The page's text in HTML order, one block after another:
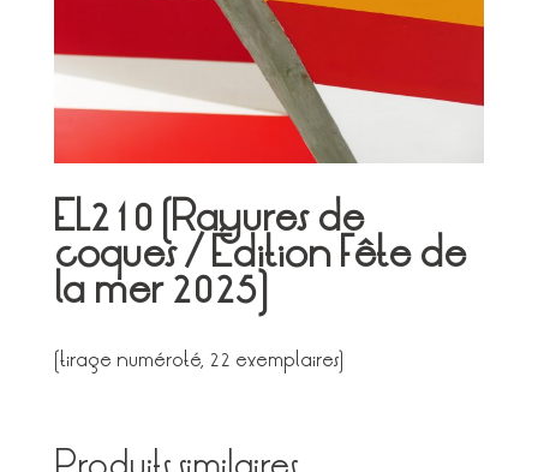
EL210 (Rayures de
coques / Édition Fête de
la mer 2025)
(tirage numéroté, 22 exemplaires)